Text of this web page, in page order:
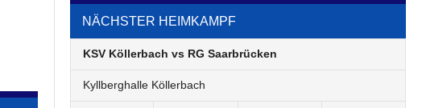
NÄCHSTER HEIMKAMPF
KSV Köllerbach vs RG Saarbrücken
Kyllberghalle Köllerbach